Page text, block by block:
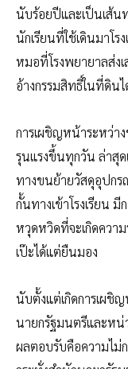
นับร้อยปีและเป็นเส้น
นักเรียนที่ใช้เดินมาโ
หมอที่โรงพยายาลส่ง
อ้างกรรมสิทธิ์ในที่ดิน
การเผชิญหน้าระหว่า
รุนแรงขึ้นทุกวัน ล่าสุ
ทางขนย้ายวัสดุอุปกร
กั้นทางเข้าโรงเรียน มี
หวุดหวิดที่จะเกิดความ
เป๊ะได้แต่ยืนมอง
นับตั้งแต่เกิดการเผชิ
นายกรัฐมนตรีและหน่
ผลตอบรับคือความไม่